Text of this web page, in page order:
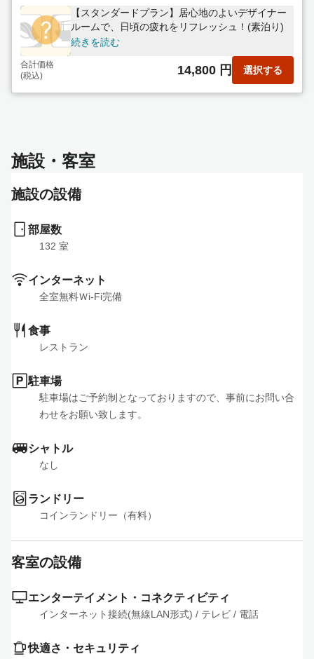
【スタンダードプラン】居心地のよいデザイナー
ルームで、日頃の疲れをリフレッシュ！(素泊り)
続きを読む
合計価格
(税込)
14,800 円 選択する
施設・客室
施設の設備
部屋数
132 室
インターネット
全室無料Ｗi-Fi完備
食事
レストラン
駐車場
駐車場はご予約制となっておりますので、事前にお問い合
わせをお願い致します。
シャトル
なし
ランドリー
コインランドリー（有料）
客室の設備
エンターテイメント・コネクティビティ
インターネット接続(無線LAN形式) / テレビ / 電話
快適さ・セキュリティ